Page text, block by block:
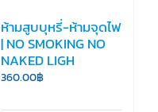
ห้ามสูบบุหรี่-ห้ามจุดไฟ
| NO SMOKING NO
NAKED LIGH
360.00฿